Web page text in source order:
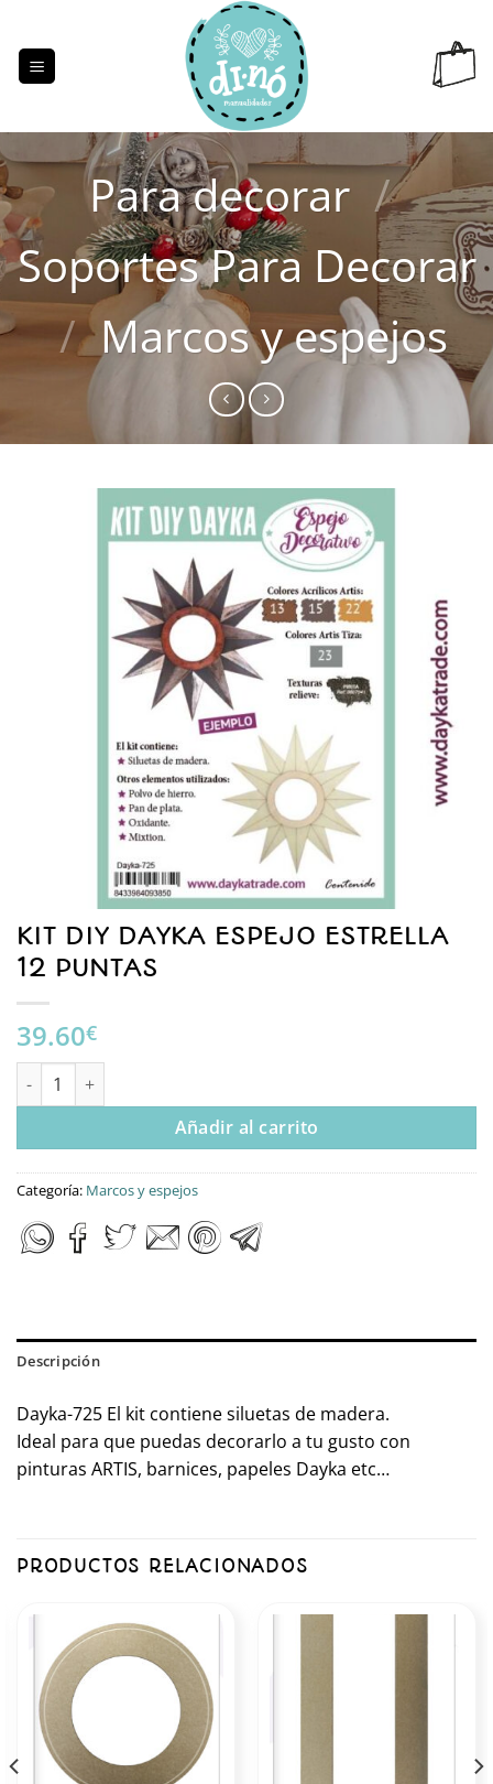
contenido
Para decorar /
Soportes Para Decorar
/ Marcos y espejos
KIT DIY DAYKA ESPEJO ESTRELLA
12 PUNTAS
39.60€
KIT DIY DAYKA ESPEJO ESTRELLA 12 PUNTAS cantidad
Añadir al carrito
Categoría: Marcos y espejos
Descripción
Dayka-725 El kit contiene siluetas de madera.
Ideal para que puedas decorarlo a tu gusto con
pinturas ARTIS, barnices, papeles Dayka etc…
PRODUCTOS RELACIONADOS